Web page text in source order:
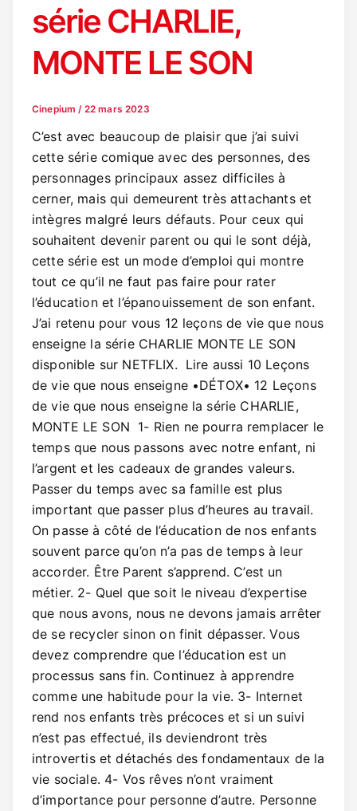
série CHARLIE,
MONTE LE SON
Cinepium / 22 mars 2023
C’est avec beaucoup de plaisir que j’ai suivi
cette série comique avec des personnes, des
personnages principaux assez difficiles à
cerner, mais qui demeurent très attachants et
intègres malgré leurs défauts. Pour ceux qui
souhaitent devenir parent ou qui le sont déjà,
cette série est un mode d’emploi qui montre
tout ce qu’il ne faut pas faire pour rater
l’éducation et l’épanouissement de son enfant.
J’ai retenu pour vous 12 leçons de vie que nous
enseigne la série CHARLIE MONTE LE SON
disponible sur NETFLIX. Lire aussi 10 Leçons
de vie que nous enseigne •DÉTOX• 12 Leçons
de vie que nous enseigne la série CHARLIE,
MONTE LE SON 1- Rien ne pourra remplacer le
temps que nous passons avec notre enfant, ni
l’argent et les cadeaux de grandes valeurs.
Passer du temps avec sa famille est plus
important que passer plus d’heures au travail.
On passe à côté de l’éducation de nos enfants
souvent parce qu’on n’a pas de temps à leur
accorder. Être Parent s’apprend. C’est un
métier. 2- Quel que soit le niveau d’expertise
que nous avons, nous ne devons jamais arrêter
de se recycler sinon on finit dépasser. Vous
devez comprendre que l’éducation est un
processus sans fin. Continuez à apprendre
comme une habitude pour la vie. 3- Internet
rend nos enfants très précoces et si un suivi
n’est pas effectué, ils deviendront très
introvertis et détachés des fondamentaux de la
vie sociale. 4- Vos rêves n’ont vraiment
d’importance pour personne d’autre. Personne